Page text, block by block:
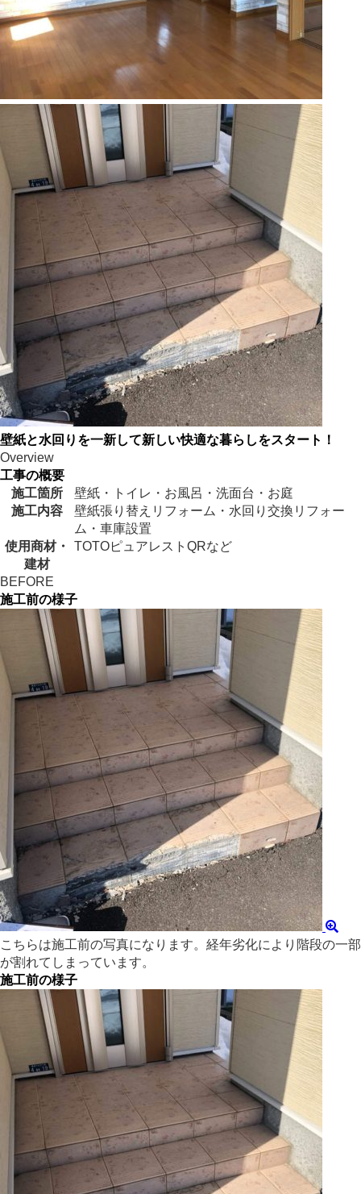
壁紙と水回りを一新して新しい快適な暮らしをスタート！
Overview
工事の概要
施工箇所
壁紙・トイレ・お風呂・洗面台・お庭
施工内容
壁紙張り替えリフォーム・水回り交換リフォー
ム・車庫設置
使用商材・
建材
TOTOピュアレストQRなど
BEFORE
施工前の様子
こちらは施工前の写真になります。経年劣化により階段の一部
が割れてしまっています。
施工前の様子